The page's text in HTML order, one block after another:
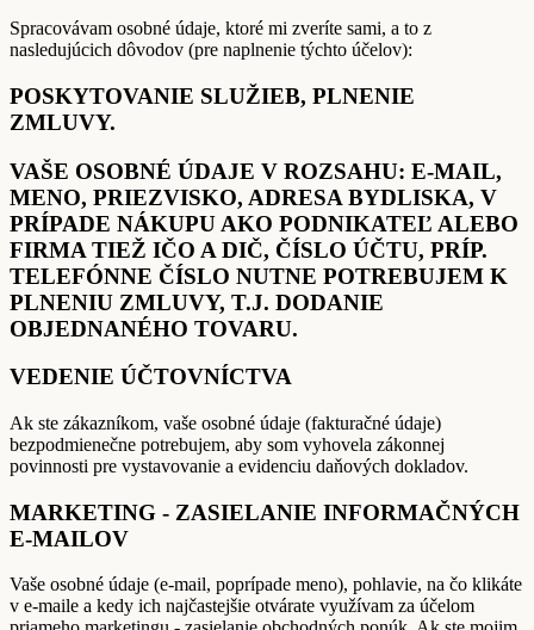
Spracovávam osobné údaje, ktoré mi zveríte sami, a to z
nasledujúcich dôvodov (pre naplnenie týchto účelov):
POSKYTOVANIE SLUŽIEB, PLNENIE
ZMLUVY.
VAŠE OSOBNÉ ÚDAJE V ROZSAHU: E-MAIL,
MENO, PRIEZVISKO, ADRESA BYDLISKA, V
PRÍPADE NÁKUPU AKO PODNIKATEĽ ALEBO
FIRMA TIEŽ IČO A DIČ, ČÍSLO ÚČTU, PRÍP.
TELEFÓNNE ČÍSLO NUTNE POTREBUJEM K
PLNENIU ZMLUVY, T.J. DODANIE
OBJEDNANÉHO TOVARU.
VEDENIE ÚČTOVNÍCTVA
Ak ste zákazníkom, vaše osobné údaje (fakturačné údaje)
bezpodmienečne potrebujem, aby som vyhovela zákonnej
povinnosti pre vystavovanie a evidenciu daňových dokladov.
MARKETING - ZASIELANIE INFORMAČNÝCH
E-MAILOV
Vaše osobné údaje (e-mail, poprípade meno), pohlavie, na čo klikáte
v e-maile a kedy ich najčastejšie otvárate využívam za účelom